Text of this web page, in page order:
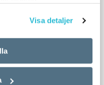
Visa detaljer